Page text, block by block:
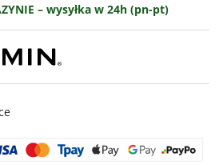
– wysyłka w 24h (pn-pt)